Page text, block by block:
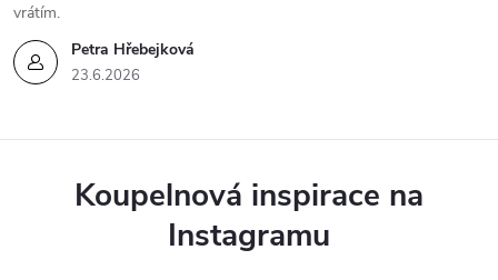
Petra Hřebejková
23.6.2026
vrátím.
Koupelnová inspirace na
Instagramu